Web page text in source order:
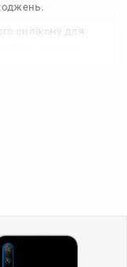
силікону для
аксесуар, який
цінність і